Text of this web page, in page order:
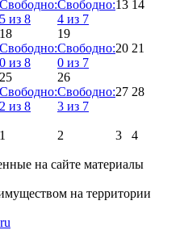
Свободно:
5 из 8
Свободно:
4 из 7
13 14
18
Свободно:
0 из 8
19
Свободно:
0 из 7
20 21
25
Свободно:
2 из 8
26
Свободно:
3 из 7
27 28
1 2 3 4
на сайте материалы
на территории